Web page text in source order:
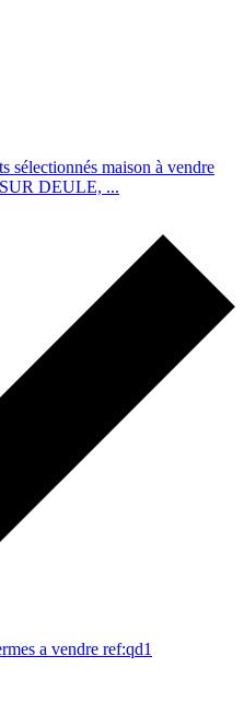
sélectionnés maison à vendre
DEULE, ...